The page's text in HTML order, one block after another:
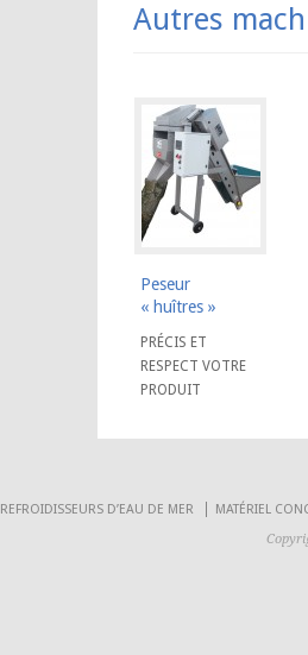
Autres
Peseur
« huîtres »
PRÉCIS ET
RESPECT VOTRE
PRODUIT
REFROIDISSEURS D’EAU DE MER
MATÉRIEL